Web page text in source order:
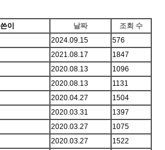
이 날짜
조회 수
2024.09.15
576
2021.08.17
1847
2020.08.13
1096
2020.08.13
1131
2020.04.27
1504
2020.03.31
1397
2020.03.27
1075
2020.03.27
1522